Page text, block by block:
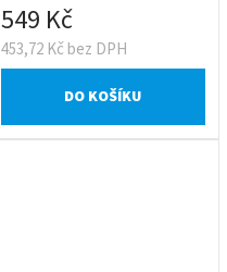
453,72 Kč bez DPH
549 Kč
DO KOŠÍKU